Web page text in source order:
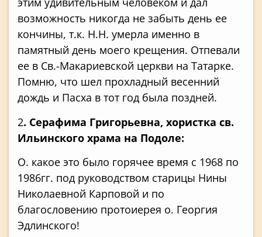
возможность никогда не забыть день ее
кончины, т.к. Н.Н. умерла именно в
памятный день моего крещения. Отпевали
ее в Св.-Макариевской церкви на Татарке.
Помню, что шел прохладный весенний
дождь и Пасха в тот год была поздней.
2. Серафима Григорьевна, хористка св.
Ильинского храма на Подоле:
О. какое это было горячее время с 1968 по
1986гг. под руководством старицы Нины
Николаевной Карповой и по
благословению протоиерея о. Георгия
Эдлинского!